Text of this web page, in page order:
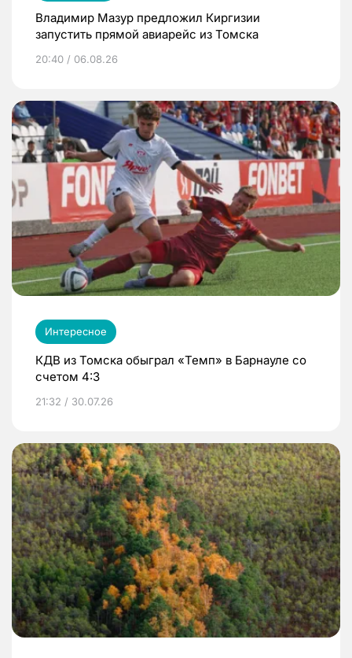
Владимир Мазур предложил Киргизии
запустить прямой авиарейс из Томска
20:40 / 06.08.26
Интересное
КДВ из Томска обыграл «Темп» в Барнауле со
счетом 4:3
21:32 / 30.07.26